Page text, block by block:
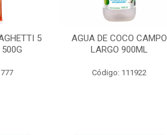
5
AGUA DE COCO CAMPO
LARGO 900ML
Código: 111922